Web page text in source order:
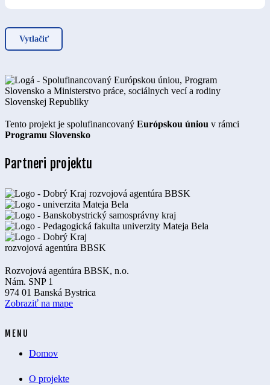
Vytlačiť
Tento projekt je spolufinancovaný Európskou úniou v rámci
Programu Slovensko
Partneri projektu
Rozvojová agentúra BBSK, n.o.
Nám. SNP 1
974 01 Banská Bystrica
Zobraziť na mape
MENU
Domov
O projekte